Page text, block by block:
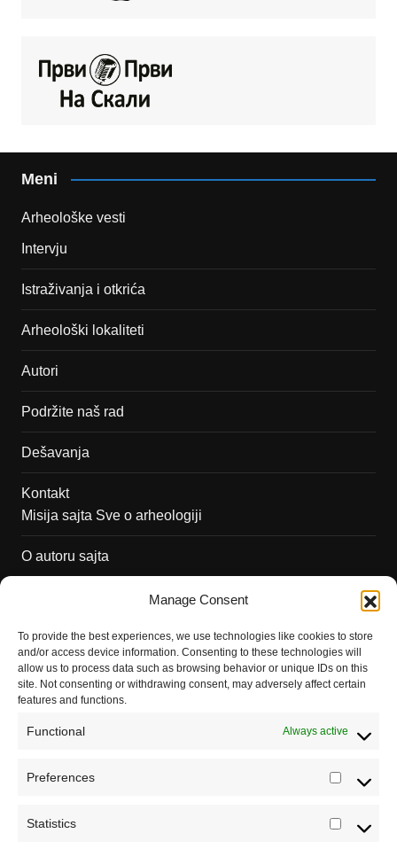
Manage Consent
To provide the best experiences, we use technologies like cookies to store
and/or access device information. Consenting to these technologies will
allow us to process data such as browsing behavior or unique IDs on this
site. Not consenting or withdrawing consent, may adversely affect certain
features and functions.
Functional Always active
Preferences
Statistics
Meni
Arheološke vesti
Intervju
Istraživanja i otkrića
Arheološki lokaliteti
Autori
Podržite naš rad
Dešavanja
Kontakt
Misija sajta Sve o arheologiji
O autoru sajta
Saradnja